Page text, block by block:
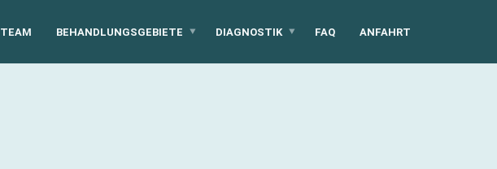
TEAM BEHANDLUNGSGEBIETE DIAGNOSTIK FAQ ANFAHRT